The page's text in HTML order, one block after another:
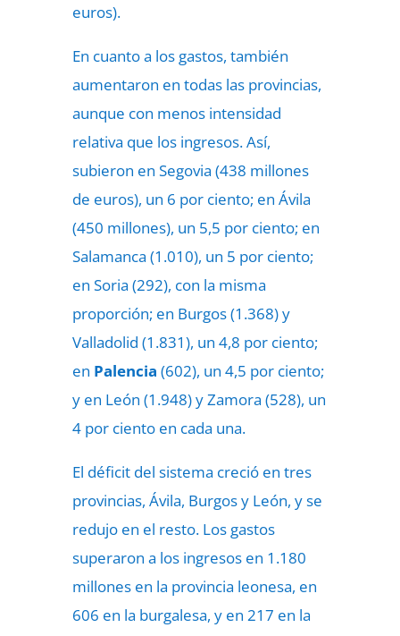
euros).
En cuanto a los gastos, también
aumentaron en todas las provincias,
aunque con menos intensidad
relativa que los ingresos. Así,
subieron en Segovia (438 millones
de euros), un 6 por ciento; en Ávila
(450 millones), un 5,5 por ciento; en
Salamanca (1.010), un 5 por ciento;
en Soria (292), con la misma
proporción; en Burgos (1.368) y
Valladolid (1.831), un 4,8 por ciento;
en Palencia (602), un 4,5 por ciento;
y en León (1.948) y Zamora (528), un
4 por ciento en cada una.
El déficit del sistema creció en tres
provincias, Ávila, Burgos y León, y se
redujo en el resto. Los gastos
superaron a los ingresos en 1.180
millones en la provincia leonesa, en
606 en la burgalesa, y en 217 en la